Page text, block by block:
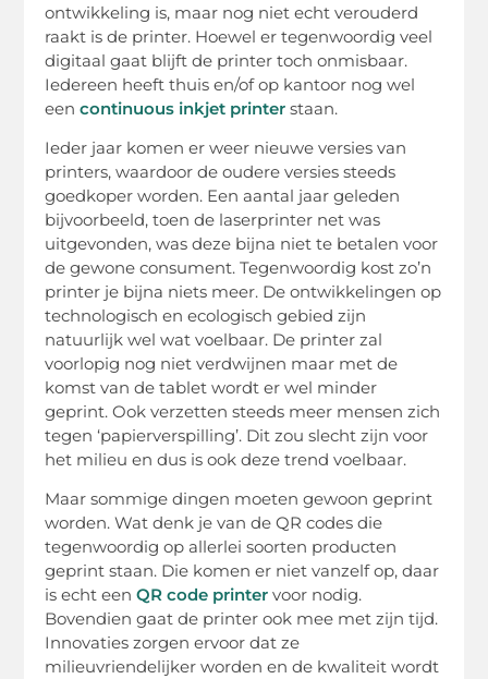
ontwikkeling is, maar nog niet echt verouderd
raakt is de printer. Hoewel er tegenwoordig veel
digitaal gaat blijft de printer toch onmisbaar.
Iedereen heeft thuis en/of op kantoor nog wel
eencontinuous inkjet printer staan.
Ieder jaar komen er weer nieuwe versies van
printers, waardoor de oudere versies steeds
goedkoper worden. Een aantal jaar geleden
bijvoorbeeld, toen de laserprinter net was
uitgevonden, was deze bijna niet te betalen voor
de gewone consument. Tegenwoordig kost zo’n
printer je bijna niets meer. De ontwikkelingen op
technologisch en ecologisch gebied zijn
natuurlijk wel wat voelbaar. De printer zal
voorlopig nog niet verdwijnen maar met de
komst van de tablet wordt er wel minder
geprint. Ook verzetten steeds meer mensen zich
tegen ‘papierverspilling’. Dit zou slecht zijn voor
het milieu en dus is ook deze trend voelbaar.
Maar sommige dingen moeten gewoon geprint
worden. Wat denk je van de QR codes die
tegenwoordig op allerlei soorten producten
geprint staan. Die komen er niet vanzelf op, daar
is echt eenQR code printer voor nodig.
Bovendien gaat de printer ook mee met zijn tijd.
Innovaties zorgen ervoor dat ze
milieuvriendelijker worden en de kwaliteit wordt